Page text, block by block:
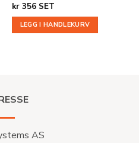
kr356 SET
LEGG I HANDLEKURV
AS